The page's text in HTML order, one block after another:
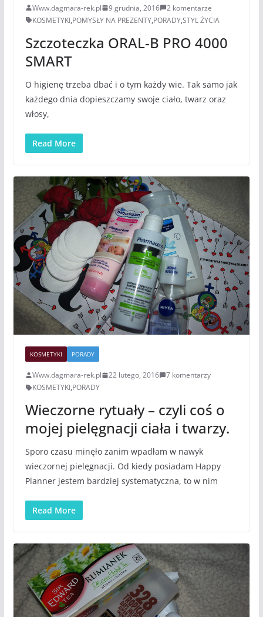
Www.dagmara-rek.pl 9 grudnia, 2016
2 komentarze
KOSMETYKI,POMYSŁY NA PREZENTY,PORADY,STYL ŻYCIA
Szczoteczka ORAL-B PRO 4000
SMART
O higienę trzeba dbać i o tym każdy wie. Tak samo jak
każdego dnia dopieszczamy swoje ciało, twarz oraz
włosy,
Read More
KOSMETYKI PORADY
Www.dagmara-rek.pl 22 lutego, 2016
7 komentarzy
KOSMETYKI,PORADY
Wieczorne rytuały – czyli coś o
mojej pielęgnacji ciała i twarzy.
Sporo czasu minęło zanim wpadłam w nawyk
wieczornej pielęgnacji. Od kiedy posiadam Happy
Planner jestem bardziej systematyczna, to w nim
Read More